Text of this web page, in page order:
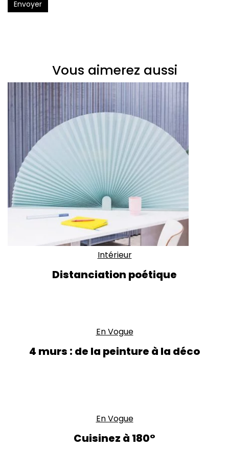
Envoyer
Vous aimerez aussi
Intérieur
Distanciation poétique
En Vogue
4 murs : de la peinture à la déco
En Vogue
Cuisinez à 180°